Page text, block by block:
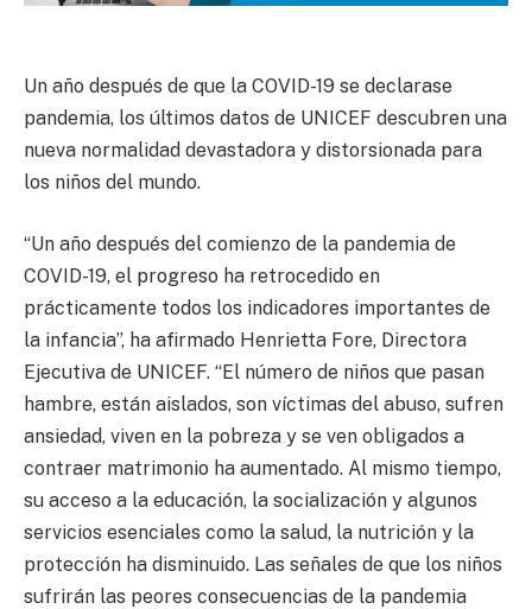
Un año después de que la COVID-19 se declarase
pandemia, los últimos datos de UNICEF descubren una
nueva normalidad devastadora y distorsionada para
los niños del mundo.
“Un año después del comienzo de la pandemia de
COVID-19, el progreso ha retrocedido en
prácticamente todos los indicadores importantes de
la infancia”, ha afirmado Henrietta Fore, Directora
Ejecutiva de UNICEF. “El número de niños que pasan
hambre, están aislados, son víctimas del abuso, sufren
ansiedad, viven en la pobreza y se ven obligados a
contraer matrimonio ha aumentado. Al mismo tiempo,
su acceso a la educación, la socialización y algunos
servicios esenciales como la salud, la nutrición y la
protección ha disminuido. Las señales de que los niños
sufrirán las peores consecuencias de la pandemia